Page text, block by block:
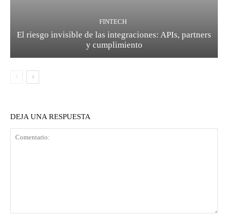
FINTECH
El riesgo invisible de las integraciones: APIs, partners
y cumplimiento
DEJA UNA RESPUESTA